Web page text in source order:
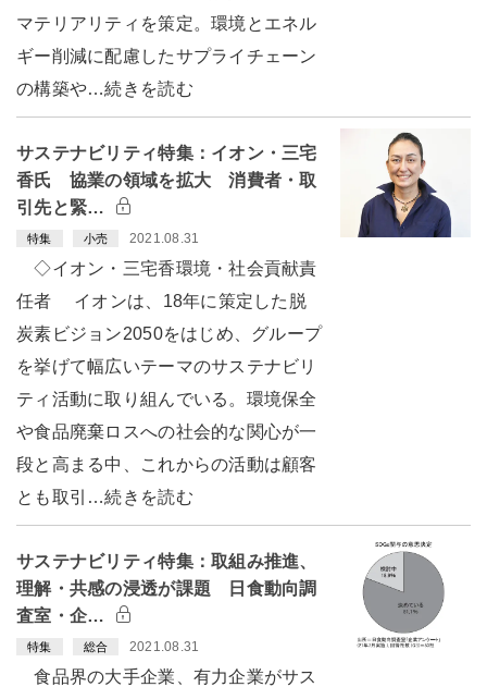
マテリアリティを策定。環境とエネル
ギー削減に配慮したサプライチェーン
の構築や…続きを読む
サステナビリティ特集：イオン・三宅
香氏 協業の領域を拡大 消費者・取
引先と緊…
特集 小売 2021.08.31
◇イオン・三宅香環境・社会貢献責
任者 イオンは、18年に策定した脱
炭素ビジョン2050をはじめ、グループ
を挙げて幅広いテーマのサステナビリ
ティ活動に取り組んでいる。環境保全
や食品廃棄ロスへの社会的な関心が一
段と高まる中、これからの活動は顧客
とも取引…続きを読む
サステナビリティ特集：取組み推進、
理解・共感の浸透が課題 日食動向調
査室・企…
特集 総合 2021.08.31
食品界の大手企業、有力企業がサス